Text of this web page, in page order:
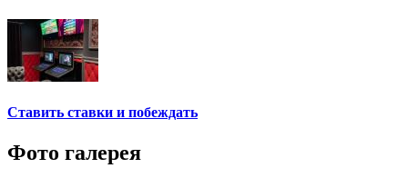
Ставить ставки и побеждать
Фото галерея